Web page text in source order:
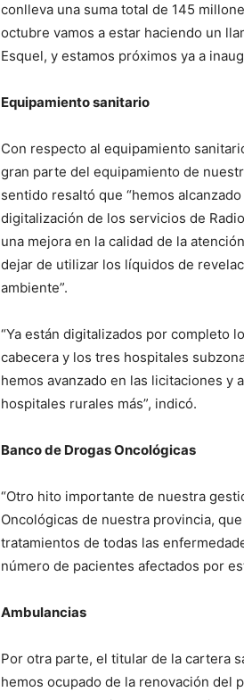
conlleva una suma total de 145
octubre vamos a estar haciendo un
Esquel, y estamos próximos ya a
Equipamiento sanitario
Con respecto al equipamiento
gran parte del equipamiento de
sentido resaltó que “hemos
digitalización de los servicios de
una mejora en la calidad de la
dejar de utilizar los líquidos de
ambiente”.
“Ya están digitalizados por completo
cabecera y los tres hospitales
hemos avanzado en las licitaciones y
hospitales rurales más”, indicó.
Banco de Drogas Oncológicas
“Otro hito importante de nuestra
Oncológicas de nuestra provincia,
tratamientos de todas las
número de pacientes afectados por
Ambulancias
Por otra parte, el titular de la cartera
hemos ocupado de la renovación del